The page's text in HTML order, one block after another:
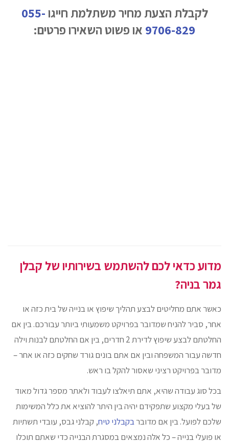
לקבלת הצעת מחיר משתלמת חייגו055-
9706-829 או פשוט השאירו פרטים:
מדוע כדאי לכם להשתמש בשירותיו של קבלן
גמר בניה?
כאשר אתם מחליטים לבצע תהליך שיפוץ או בנייה של בית כזה או
אחר, סביר להניח שמדובר בפרויקט משמעותי ביותר עבורכם. בין אם
החלטתם לבצע שיפוץ לדירת 2 חדרים, בין אם החלטתם לבנות וילה
חדשה עבור המשפחה ובין אם אתם בונים גורד שחקים כזה או אחר –
מדובר בפרויקט רציני שאסור להקל בו ראש.
בכל סוג עבודה שהיא, אתם תיאלצו לעבוד ולאתר מספר גדול מאוד
של בעלי מקצוע שתפקידם יהיה בין היתר להוציא את כלל המשימות
שלכם לפועל. בין אם מדוברבקבלני טיח, קבלני גבס, עובדי תשתיות
או פועלי בנייה – כל אלה נמצאים במסגרת הבנייה כדי שאתם תוכלו